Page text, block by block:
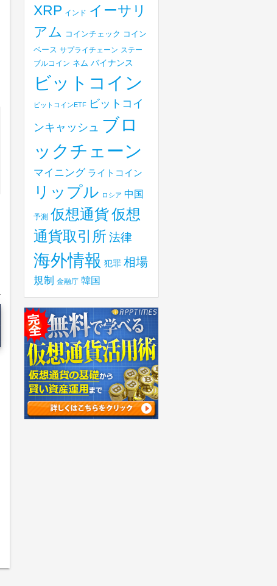
XRP インド イーサリ
アム コインチェック コイン
ベース サプライチェーン ステー
ブルコイン ネム バイナンス
ビットコイン
ビットコインETF
ビットコイ
ンキャッシュ ブロ
ックチェーン
マイニング ライトコイン
リップル ロシア 中国
予測 仮想通貨仮想
通貨取引所 法律
海外情報 犯罪 相場
規制 金融庁 韓国